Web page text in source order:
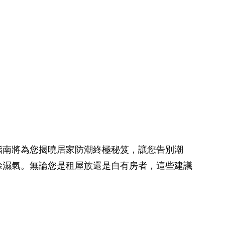
將為您揭曉居家防潮終極秘笈，讓您告別潮
氣。無論您是租屋族還是自有房者，這些建議